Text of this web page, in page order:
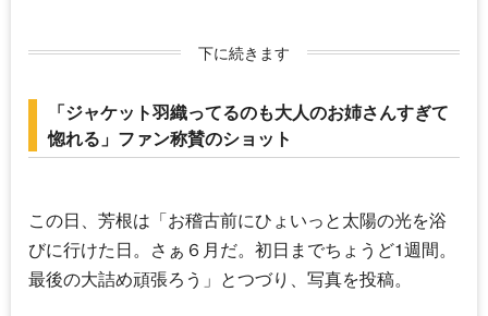
下に続きます
「ジャケット羽織ってるのも大人のお姉さんすぎて
惚れる」ファン称賛のショット
この日、芳根は「お稽古前にひょいっと太陽の光を浴
びに行けた日。さぁ６月だ。初日までちょうど1週間。
最後の大詰め頑張ろう」とつづり、写真を投稿。